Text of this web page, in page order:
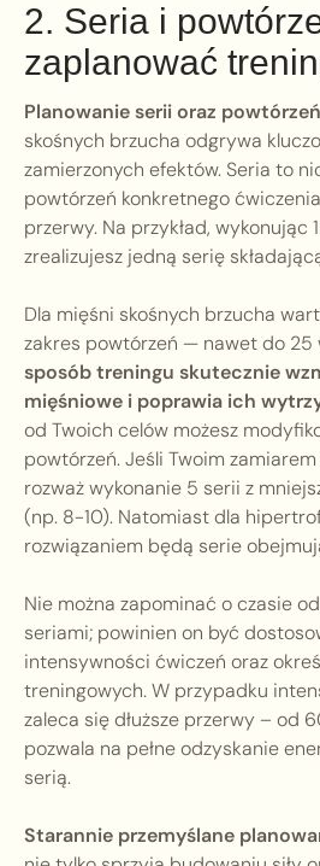
2. Seria i
zaplanować
Planowanie serii oraz powtórzeń
skośnych brzucha odgrywa
zamierzonych efektów. Seria to
powtórzeń konkretnego
przerwy. Na przykład, wykonując
zrealizujesz jedną serię
Dla mięśni skośnych brzucha
zakres powtórzeń — nawet do 25
sposób treningu skutecznie
mięśniowe i poprawia ich
od Twoich celów możesz
powtórzeń. Jeśli Twoim
rozważ wykonanie 5 serii z
(np. 8-10). Natomiast dla
rozwiązaniem będą serie
Nie można zapominać o czasie
seriami; powinien on być
intensywności ćwiczeń oraz
treningowych. W przypadku
zaleca się dłuższe przerwy – od
pozwala na pełne odzyskanie
serią.
Starannie przemyślane